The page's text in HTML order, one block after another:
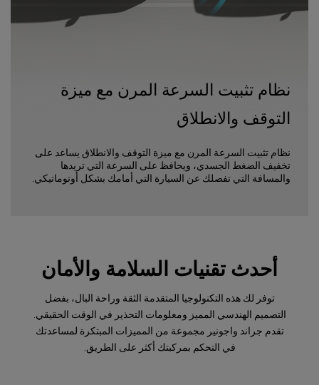
نظام تثبيت السرعة المرن مع ميزة
التوقف والانطلاق
نظام تثبيت السرعة المرن مع ميزة التوقف والانطلاق يساعد على
تخفيف الضغط الجسدي، ويحافظ على السرعة التي تريدها
والمسافة التي تفصلك عن السيارة التي أمامك بشكل أوتوماتيكي.
أحدث تقنيات السلامة والأمان
توفر لك هذه التكنولوجيا المتقدمة الثقة وراحة البال، بفضل
التصميم الهندسي المميز ومعلومات التحذير في الوقت الحقيقي.
تقدم جراند واجونير مجموعة من المميزات المبتكرة لمساعدتك
في التحكم بمركبتك أكثر على الطريق.